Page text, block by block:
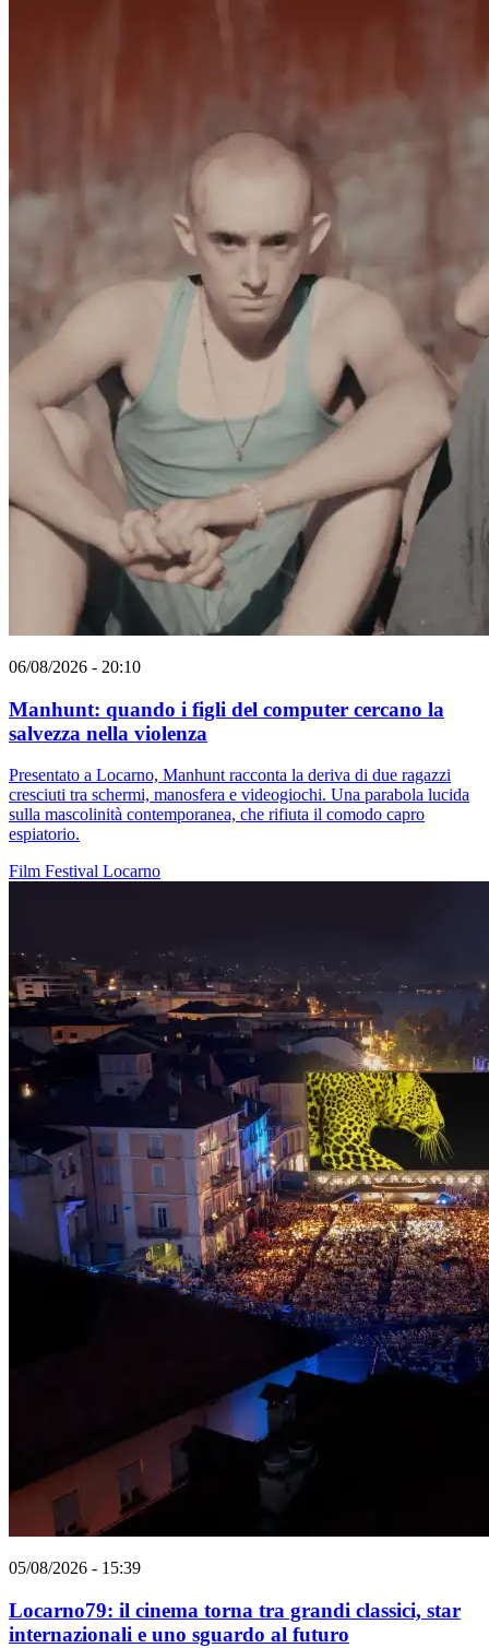
06/08/2026 - 20:10
Manhunt: quando i figli del computer cercano la
salvezza nella violenza
Presentato a Locarno, Manhunt racconta la deriva di due ragazzi
cresciuti tra schermi, manosfera e videogiochi. Una parabola lucida
sulla mascolinità contemporanea, che rifiuta il comodo capro
espiatorio.
Film Festival Locarno
05/08/2026 - 15:39
Locarno79: il cinema torna tra grandi classici, star
internazionali e uno sguardo al futuro